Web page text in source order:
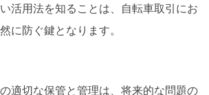
活用法を知ることは、自転車取引にお
に防ぐ鍵となります。
適切な保管と管理は、将来的な問題の